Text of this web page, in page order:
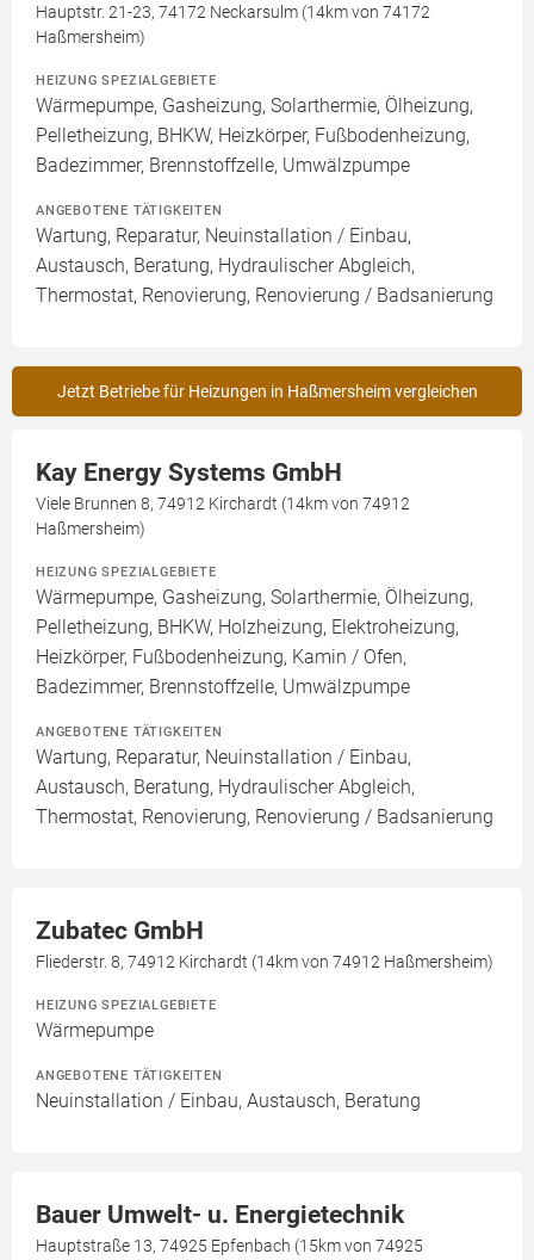
Hauptstr. 21-23, 74172 Neckarsulm (14km von 74172
Haßmersheim)
HEIZUNG SPEZIALGEBIETE
Wärmepumpe, Gasheizung, Solarthermie, Ölheizung,
Pelletheizung, BHKW, Heizkörper, Fußbodenheizung,
Badezimmer, Brennstoffzelle, Umwälzpumpe
ANGEBOTENE TÄTIGKEITEN
Wartung, Reparatur, Neuinstallation / Einbau,
Austausch, Beratung, Hydraulischer Abgleich,
Thermostat, Renovierung, Renovierung / Badsanierung
Jetzt Betriebe für Heizungen in Haßmersheim vergleichen
Kay Energy Systems GmbH
Viele Brunnen 8, 74912 Kirchardt (14km von 74912
Haßmersheim)
HEIZUNG SPEZIALGEBIETE
Wärmepumpe, Gasheizung, Solarthermie, Ölheizung,
Pelletheizung, BHKW, Holzheizung, Elektroheizung,
Heizkörper, Fußbodenheizung, Kamin / Ofen,
Badezimmer, Brennstoffzelle, Umwälzpumpe
ANGEBOTENE TÄTIGKEITEN
Wartung, Reparatur, Neuinstallation / Einbau,
Austausch, Beratung, Hydraulischer Abgleich,
Thermostat, Renovierung, Renovierung / Badsanierung
Zubatec GmbH
Fliederstr. 8, 74912 Kirchardt (14km von 74912 Haßmersheim)
HEIZUNG SPEZIALGEBIETE
Wärmepumpe
ANGEBOTENE TÄTIGKEITEN
Neuinstallation / Einbau, Austausch, Beratung
Bauer Umwelt- u. Energietechnik
Hauptstraße 13, 74925 Epfenbach (15km von 74925